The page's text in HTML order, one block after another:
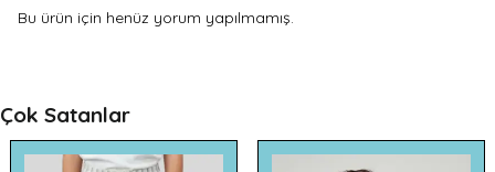
Bu ürün için henüz yorum yapılmamış.
Çok Satanlar